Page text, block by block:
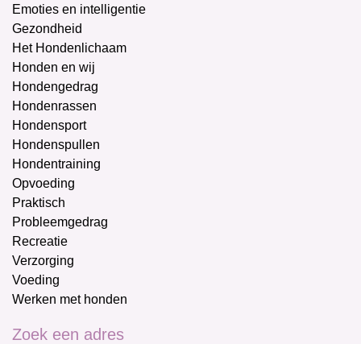
Emoties en intelligentie
Gezondheid
Het Hondenlichaam
Honden en wij
Hondengedrag
Hondenrassen
Hondensport
Hondenspullen
Hondentraining
Opvoeding
Praktisch
Probleemgedrag
Recreatie
Verzorging
Voeding
Werken met honden
Zoek een adres